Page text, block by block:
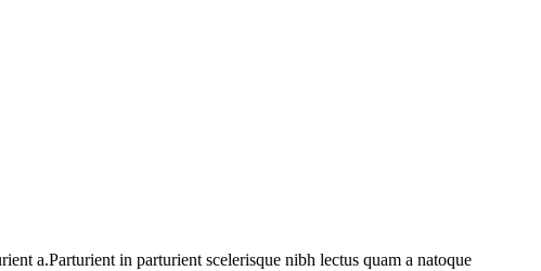
a.Parturient in parturient scelerisque nibh lectus quam a natoque